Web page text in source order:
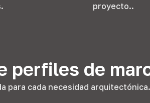
proyecto..
perfiles de
para cada necesidad arquitectónica.